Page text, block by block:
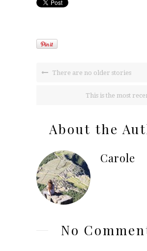
There are no older stories
This is the most
About the
Carole
No